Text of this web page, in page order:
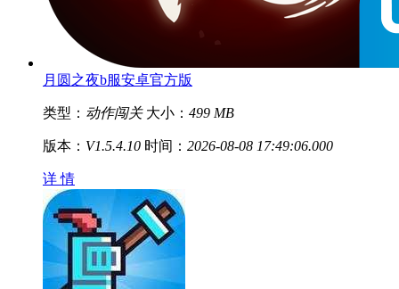
月圆之夜b服安卓官方版
类型： 动作闯关 大小： 499 MB
版本： V1.5.4.10 时间： 2026-08-08 17:49:06.000
详 情